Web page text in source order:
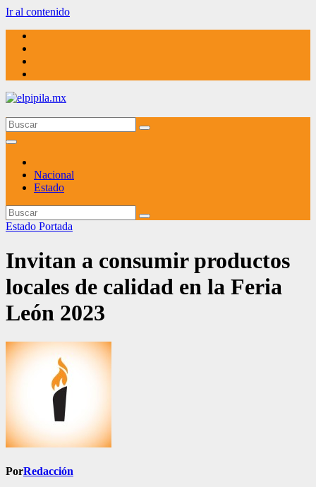
Ir al contenido
elpipila.mx
El pipila mx
Nacional
Estado
Estado Portada
Invitan a consumir productos
locales de calidad en la Feria
León 2023
PorRedacción